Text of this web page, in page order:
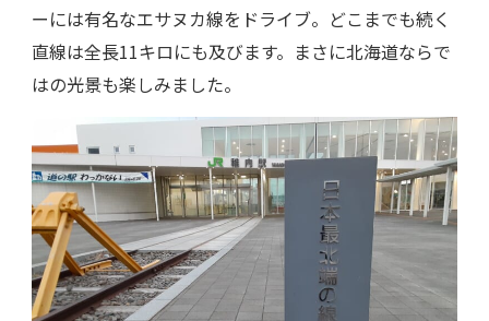
ーには有名なエサヌカ線をドライブ。どこまでも続く
直線は全長11キロにも及びます。まさに北海道ならで
はの光景も楽しみました。